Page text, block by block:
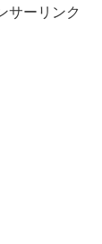
サーリンク